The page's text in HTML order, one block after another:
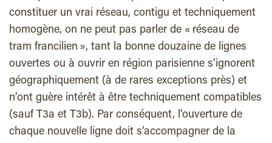
constituer un vrai réseau, contigu et techniquement
homogène, on ne peut pas parler de « réseau de
tram francilien », tant la bonne douzaine de lignes
ouvertes ou à ouvrir en région parisienne s’ignorent
géographiquement (à de rares exceptions près) et
n’ont guère intérêt à être techniquement compatibles
(sauf T3a et T3b). Par conséquent, l’ouverture de
chaque nouvelle ligne doit s’accompagner de la